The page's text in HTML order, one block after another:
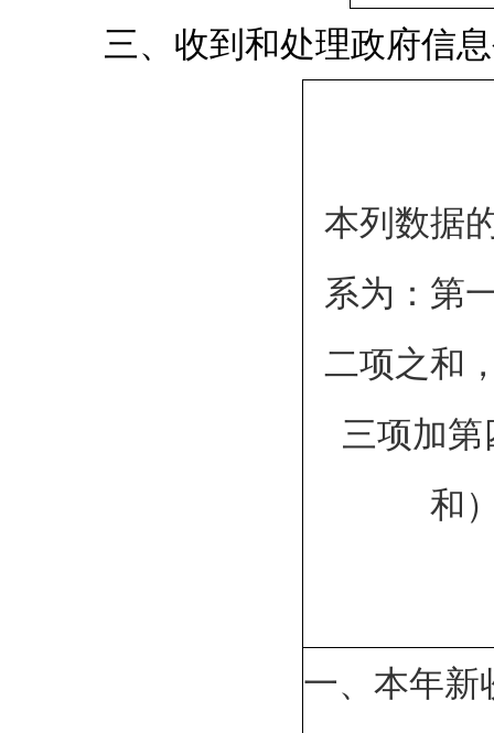
三、收到和处理政府信息
本列数据
系为：第
二项之和
三项加第
和
一、本年新